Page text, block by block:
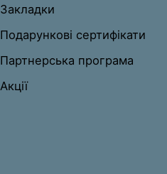
Закладки
Подарункові сертифікати
Партнерська програма
Акції